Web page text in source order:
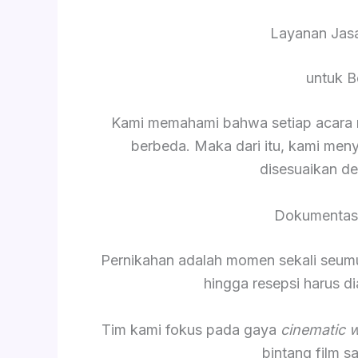
Layanan
untuk
Kami memahami bahwa setiap
berbeda. Maka dari itu, kami
disesuaikan
Pernikahan adalah momen sekali
hingga resepsi harus
Tim kami fokus pada gaya cinematic
bintang film